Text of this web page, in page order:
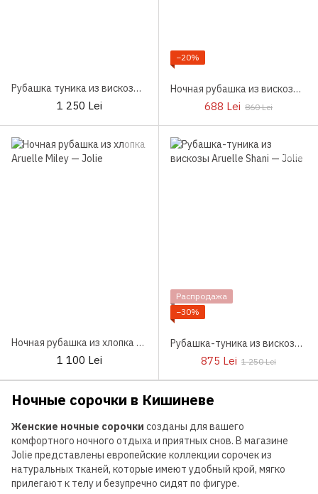
Рубашка туника из вискозы Aruelle Bella
1 250 Lei
−20%
Ночная рубашка из вискозы Aruelle Viola
688 Lei 860 Lei
Ночная рубашка из хлопка Aruelle Miley
1 100 Lei
Распродажа
−30%
Рубашка-туника из вискозы Aruelle Shani
875 Lei 1 250 Lei
Ночные сорочки в Кишиневе
Женские ночные сорочки созданы для вашего
комфортного ночного отдыха и приятных снов. В магазине
Jolie представлены европейские коллекции сорочек из
натуральных тканей, которые имеют удобный крой, мягко
прилегают к телу и безупречно сидят по фигуре.